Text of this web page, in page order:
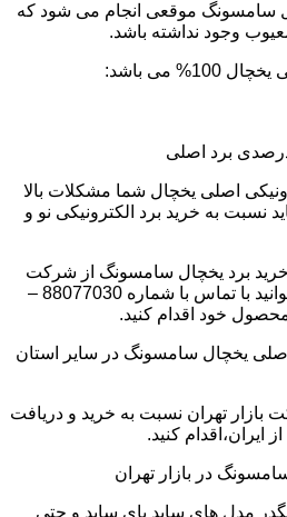
سامسونگ موقعی انجام می شود که
وجود نداشته باشد.
می باشد:
اصلی یخچال شما مشکلات بالا
نسبت به خرید برد الکترونیکی نو و
خرید برد یخچال سامسونگ از شرکت
بازار تهران وجود دارد و می توانید با تماس با شماره 88077030 –
اصلی یخچال سامسونگ در سایر استان
بازار تهران نسبت به خرید و دریافت
کنید.
در بازار تهران
مدل های ساید بای ساید و حتی